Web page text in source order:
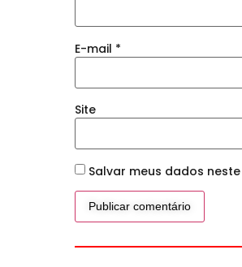
E-mail *
Site
Salvar meus dados